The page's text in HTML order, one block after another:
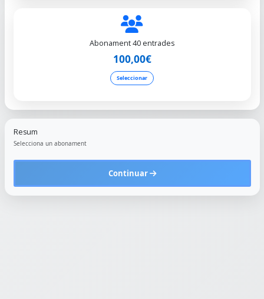
Abonament 40 entrades
100,00€
Seleccionar
Resum
Selecciona un abonament
Continuar